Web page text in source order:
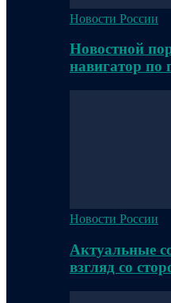
Новости России
Новостной
навигатор по
Новости России
Актуальные
взгляд со